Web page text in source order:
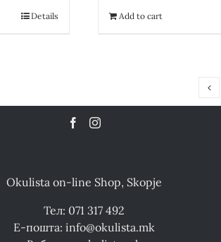
Details Add to cart
Okulista on-line Shop, Skopje
Тел: 071 317 492
Е-пошта: info@okulista.mk